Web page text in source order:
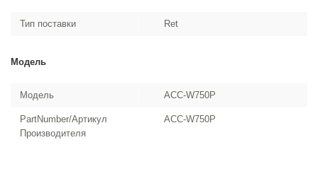
Тип поставки Ret
Модель
Модель ACC-W750P
PartNumber/Артикул
Производителя
ACC-W750P